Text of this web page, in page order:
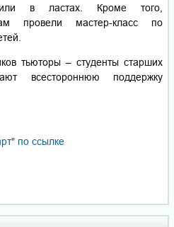
в ластах. Кроме того,
провели мастер-класс по
тьюторы – студенты старших
всестороннюю поддержку
по ссылке